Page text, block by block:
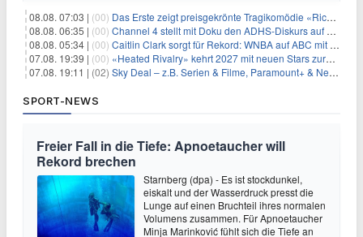
08.08. 07:03 | (00) Das Erste zeigt preisgekrönte Tragikomödie «Rickerl» als Free-TV-Premiere
08.08. 06:35 | (00) Channel 4 stellt mit Doku den ADHS-Diskurs auf den Prüfstand
08.08. 05:34 | (00) Caitlin Clark sorgt für Rekord: WNBA auf ABC mit 2,5 Millionen Zuschauern
07.08. 19:39 | (00) «Heated Rivalry» kehrt 2027 mit neuen Stars zurück
07.08. 19:11 | (02) Sky Deal – z.B. Serien & Filme, Paramount+ & Netflix für 19,99€/Monat
SPORT-NEWS
Freier Fall in die Tiefe: Apnoetaucher will
Rekord brechen
Starnberg (dpa) - Es ist stockdunkel,
eiskalt und der Wasserdruck presst die
Lunge auf einen Bruchteil ihres normalen
Volumens zusammen. Für Apnoetaucher
Minja Marinković fühlt sich die Tiefe an